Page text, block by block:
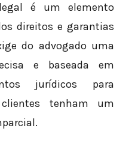
é um elemento
direitos e garantias
do advogado uma
e baseada em
jurídicos para
tenham um